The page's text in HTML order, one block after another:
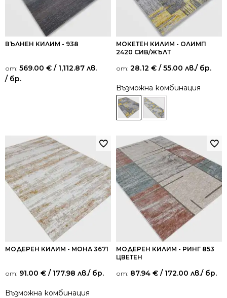
ВЪЛНЕН КИЛИМ - 938
от: 569.00 € / 1,112.87 лв.
/ бр.
МОКЕТЕН КИЛИМ - ОЛИМП
2420 СИВ/ЖЪЛТ
от: 28.12 € / 55.00 лв./ бр.
Възможна комбинация
МОДЕРЕН КИЛИМ - МОНА 3671
от: 91.00 € / 177.98 лв./ бр.
Възможна комбинация
МОДЕРЕН КИЛИМ - РИНГ 853
ЦВЕТЕН
от: 87.94 € / 172.00 лв./ бр.